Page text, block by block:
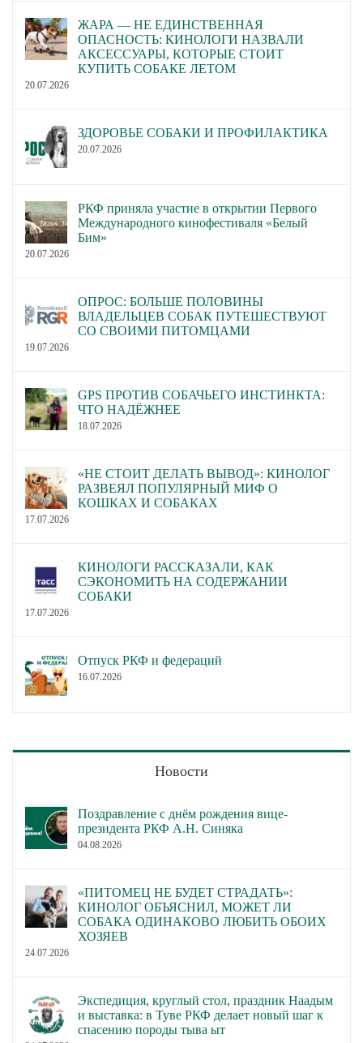
ЖАРА — НЕ ЕДИНСТВЕННАЯ
ОПАСНОСТЬ: КИНОЛОГИ НАЗВАЛИ
АКСЕССУАРЫ, КОТОРЫЕ СТОИТ
КУПИТЬ СОБАКЕ ЛЕТОМ
20.07.2026
ЗДОРОВЬЕ СОБАКИ И ПРОФИЛАКТИКА
20.07.2026
РКФ приняла участие в открытии Первого
Международного кинофестиваля «Белый
Бим»
20.07.2026
ОПРОС: БОЛЬШЕ ПОЛОВИНЫ
ВЛАДЕЛЬЦЕВ СОБАК ПУТЕШЕСТВУЮТ
СО СВОИМИ ПИТОМЦАМИ
19.07.2026
GPS ПРОТИВ СОБАЧЬЕГО ИНСТИНКТА:
ЧТО НАДЁЖНЕЕ
18.07.2026
«НЕ СТОИТ ДЕЛАТЬ ВЫВОД»: КИНОЛОГ
РАЗВЕЯЛ ПОПУЛЯРНЫЙ МИФ О
КОШКАХ И СОБАКАХ
17.07.2026
КИНОЛОГИ РАССКАЗАЛИ, КАК
СЭКОНОМИТЬ НА СОДЕРЖАНИИ
СОБАКИ
17.07.2026
Отпуск РКФ и федераций
16.07.2026
Новости
Поздравление с днём рождения вице-
президента РКФ А.Н. Синяка
04.08.2026
«ПИТОМЕЦ НЕ БУДЕТ СТРАДАТЬ»:
КИНОЛОГ ОБЪЯСНИЛ, МОЖЕТ ЛИ
СОБАКА ОДИНАКОВО ЛЮБИТЬ ОБОИХ
ХОЗЯЕВ
24.07.2026
Экспедиция, круглый стол, праздник Наадым
и выставка: в Туве РКФ делает новый шаг к
спасению породы тыва ыт